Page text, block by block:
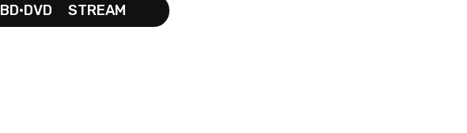
BD•DVD STREAM